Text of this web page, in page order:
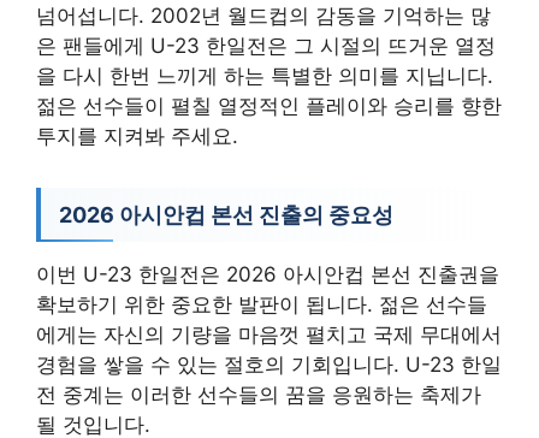
넘어섭니다. 2002년 월드컵의 감동을 기억하는 많
은 팬들에게 U-23 한일전은 그 시절의 뜨거운 열정
을 다시 한번 느끼게 하는 특별한 의미를 지닙니다.
젊은 선수들이 펼칠 열정적인 플레이와 승리를 향한
투지를 지켜봐 주세요.
2026 아시안컵 본선 진출의 중요성
이번 U-23 한일전은 2026 아시안컵 본선 진출권을
확보하기 위한 중요한 발판이 됩니다. 젊은 선수들
에게는 자신의 기량을 마음껏 펼치고 국제 무대에서
경험을 쌓을 수 있는 절호의 기회입니다. U-23 한일
전 중계는 이러한 선수들의 꿈을 응원하는 축제가
될 것입니다.